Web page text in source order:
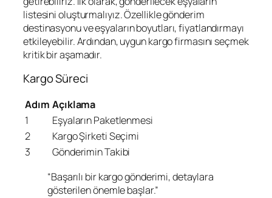
listesini oluşturmalıyız. Özellikle gönderim
destinasyonu ve eşyaların boyutları, fiyatlandırmayı
etkileyebilir. Ardından, uygun kargo firmasını seçmek
kritik bir aşamadır.
Kargo Süreci
Adım Açıklama
1
Eşyaların Paketlenmesi
2
Kargo Şirketi Seçimi
3
Gönderimin Takibi
“Başarılı bir kargo gönderimi, detaylara
gösterilen önemle başlar.”